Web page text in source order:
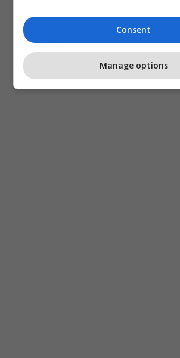
Consent
Manage options